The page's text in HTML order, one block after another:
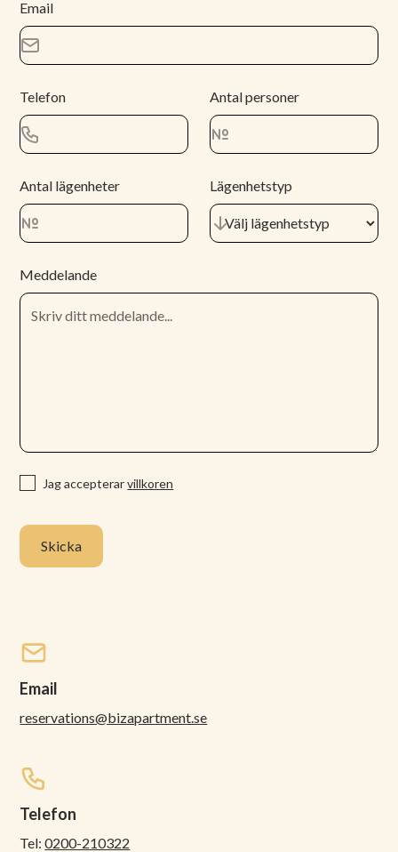
Email
Telefon Antal personer
Antal lägenheter Lägenhetstyp
Meddelande
Jag accepterarvillkoren
Email
reservations@bizapartment.se
Telefon
Tel:0200-210322